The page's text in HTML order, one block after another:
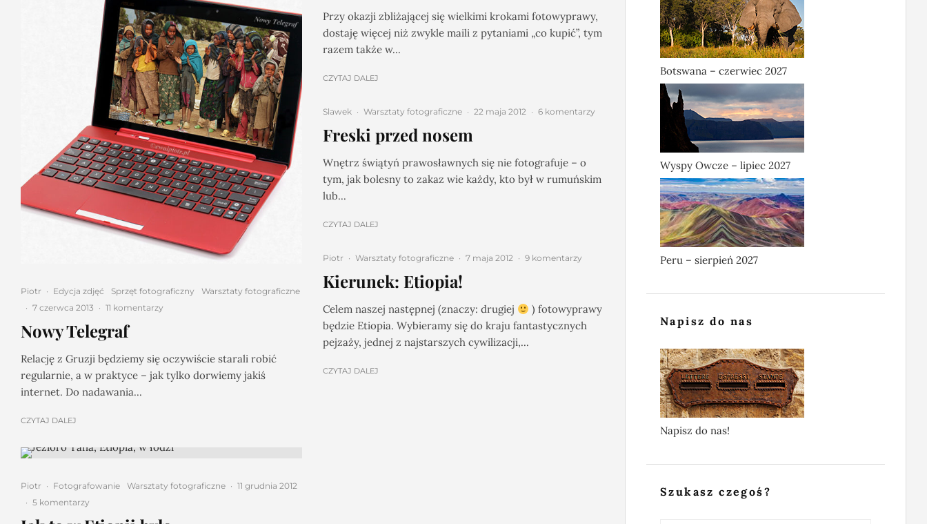
Piotr · Edycja zdjęć Sprzęt fotograficzny
Warsztaty fotograficzne
· 7 czerwca 2013 · 11 komentarzy
Nowy Telegraf
Relację z Gruzji będziemy się oczywiście starali robić
regularnie, a w praktyce – jak tylko dorwiemy jakiś
internet. Do nadawania...
CZYTAJ DALEJ
Piotr · Fotografowanie Warsztaty fotograficzne · 11 grudnia 2012
· 5 komentarzy
Przy okazji zbliżającej się wielkimi krokami fotowyprawy,
dostaję więcej niż zwykle maili z pytaniami „co kupić”, tym
razem także w...
CZYTAJ DALEJ
Slawek · Warsztaty fotograficzne · 22 maja 2012 · 6 komentarzy
Freski przed nosem
Wnętrz świątyń prawosławnych się nie fotografuje – o
tym, jak bolesny to zakaz wie każdy, kto był w rumuńskim
lub...
CZYTAJ DALEJ
Piotr · Warsztaty fotograficzne · 7 maja 2012 · 9 komentarzy
Kierunek: Etiopia!
Celem naszej następnej (znaczy: drugiej
) fotowyprawy
będzie Etiopia. Wybieramy się do kraju fantastycznych
pejzaży, jednej z najstarszych cywilizacji,...
CZYTAJ DALEJ
Botswana – czerwiec 2027
Wyspy Owcze – lipiec 2027
Peru – sierpień 2027
Napisz do nas
Napisz do nas!
Szukasz czegoś?